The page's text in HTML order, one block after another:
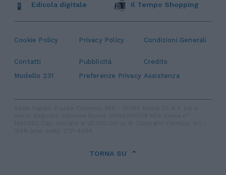
Cookie Policy Privacy Policy Condizioni Generali
Contatti Pubblicità
Credits
Modello 231
Preferenze Privacy Assistenza
Edicola digitale Il Tempo Shopping
TORNA SU